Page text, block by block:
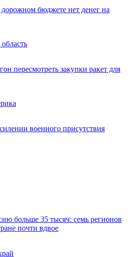
бюджете нет денег на
пересмотреть закупки ракет для
военного присутствия
больше 35 тысяч: семь регионов
почти вдвое